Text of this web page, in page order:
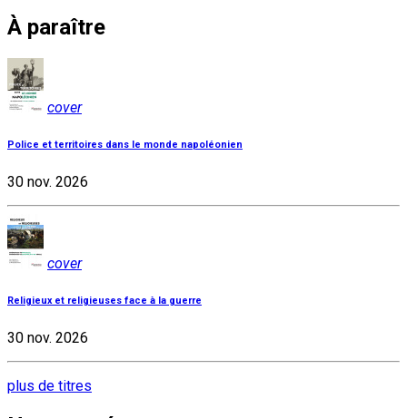
À paraître
cover
Police et territoires dans le monde napoléonien
30 nov. 2026
cover
Religieux et religieuses face à la guerre
30 nov. 2026
plus de titres